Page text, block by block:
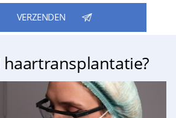
haartransplantatie?